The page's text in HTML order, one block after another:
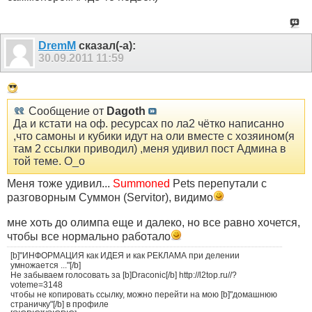
DremM сказал(-а):
30.09.2011 11:59
Сообщение от Dagoth
Да и кстати на оф. ресурсах по ла2 чётко написанно
,что самоны и кубики идут на оли вместе с хозяином(я
там 2 ссылки приводил) ,меня удивил пост Админа в
той теме. О_о
Меня тоже удивил... Summoned Pets перепутали с
разговорным Суммон (Servitor), видимо
мне хоть до олимпа еще и далеко, но все равно хочется,
чтобы все нормально работало
[b]"ИНФОРМАЦИЯ как ИДЕЯ и как РЕКЛАМА при делении
умножается ..."[/b]
Не забываем голосовать за [b]Draconic[/b] http://l2top.ru//?
voteme=3148
чтобы не копировать ссылку, можно перейти на мою [b]"домашнюю
страничку"[/b] в профиле